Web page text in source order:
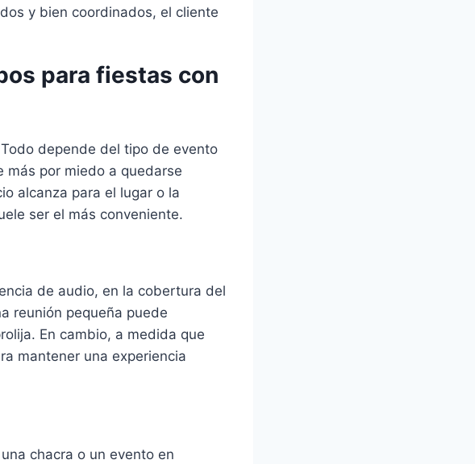
y bien coordinados, el cliente
para fiestas con
depende del tipo de evento
por miedo a quedarse
alcanza para el lugar o la
ser el más conveniente.
de audio, en la cobertura del
reunión pequeña puede
En cambio, a medida que
mantener una experiencia
chacra o un evento en